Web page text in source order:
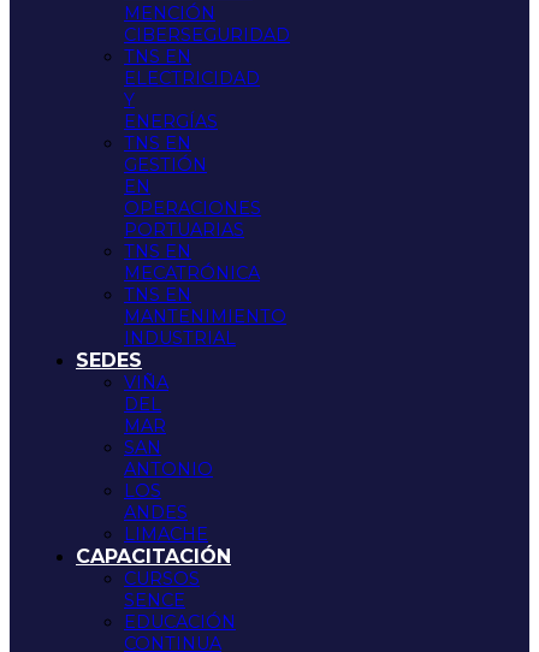
MENCIÓN
CIBERSEGURIDAD
TNS EN
ELECTRICIDAD
Y
ENERGÍAS
TNS EN
GESTIÓN
EN
OPERACIONES
PORTUARIAS
TNS EN
MECATRÓNICA
TNS EN
MANTENIMIENTO
INDUSTRIAL
SEDES
VIÑA
DEL
MAR
SAN
ANTONIO
LOS
ANDES
LIMACHE
CAPACITACIÓN
CURSOS
SENCE
EDUCACIÓN
CONTINUA